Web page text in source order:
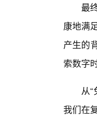
最
康地满
产生的
索数字
从
我们在